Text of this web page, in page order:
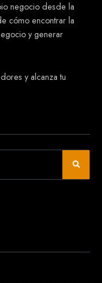
negocio desde la
cómo encontrar la
y generar
y alcanza tu